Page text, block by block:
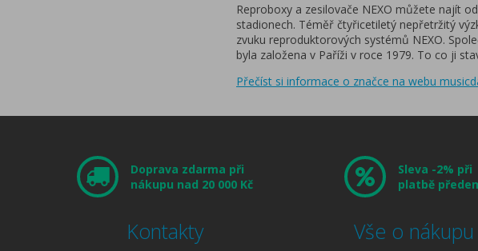
Reproboxy a zesilovače NEXO můžete najít
stadionech. Téměř čtyřicetiletý nepřetržitý
zvuku reproduktorových systémů NEXO.
byla založena v Paříži v roce 1979. To co ji
Přečíst si informace o značce na webu
Doprava zdarma při
nákupu nad 20 000 Kč
Kontakty
Sleva -2% při
platbě
Vše o nákupu